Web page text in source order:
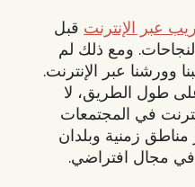
عبر الإنترنت قبل
ومع ذلك لم
وورشنا عبر الإنترنت.
طول الطريق، لا
في المجتمعات
مناطق زمنية وبلدان
في مجال افتراضي.